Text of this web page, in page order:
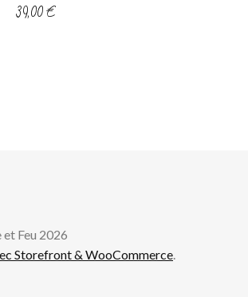
39,00€
Feu 2026
Storefront & WooCommerce